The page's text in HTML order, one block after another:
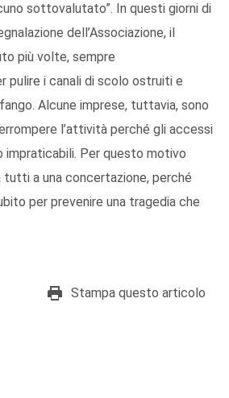
sottovalutato”. In questi giorni di
dell’Associazione, il
più volte, sempre
pulire i canali di scolo ostruiti e
Alcune imprese, tuttavia, sono
l’attività perché gli accessi
impraticabili. Per questo motivo
a una concertazione, perché
per prevenire una tragedia che
Stampa questo articolo